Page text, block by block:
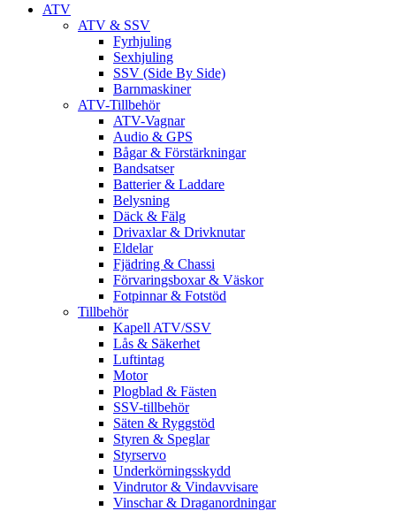
ATV
ATV & SSV
Fyrhjuling
Sexhjuling
SSV (Side By Side)
Barnmaskiner
ATV-Tillbehör
ATV-Vagnar
Audio & GPS
Bågar & Förstärkningar
Bandsatser
Batterier & Laddare
Belysning
Däck & Fälg
Drivaxlar & Drivknutar
Eldelar
Fjädring & Chassi
Förvaringsboxar & Väskor
Fotpinnar & Fotstöd
Tillbehör
Kapell ATV/SSV
Lås & Säkerhet
Luftintag
Motor
Plogblad & Fästen
SSV-tillbehör
Säten & Ryggstöd
Styren & Speglar
Styrservo
Underkörningsskydd
Vindrutor & Vindavvisare
Vinschar & Draganordningar